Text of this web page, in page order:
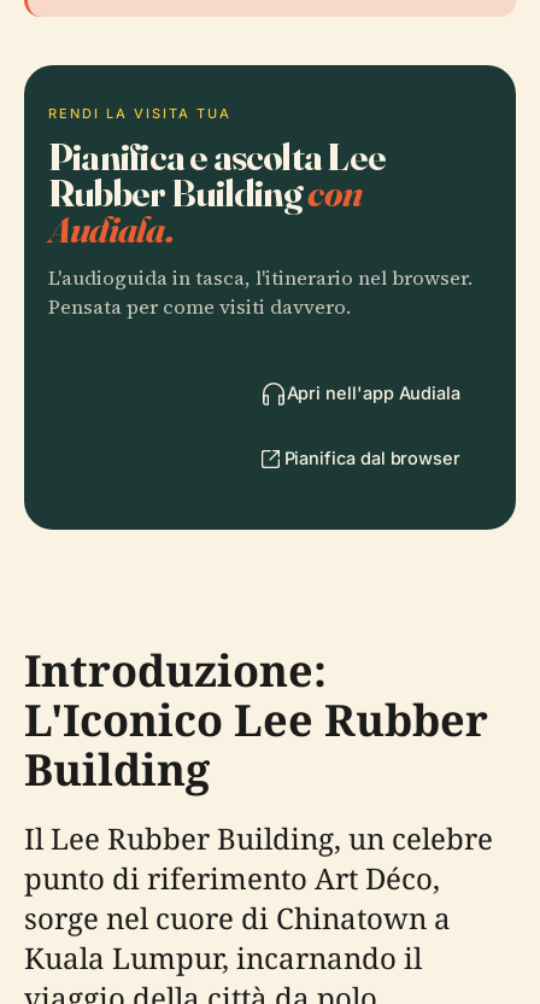
RENDI LA VISITA TUA
Pianifica e ascolta Lee
Rubber Buildingcon
Audiala.
L'audioguida in tasca, l'itinerario nel browser.
Pensata per come visiti davvero.
Apri nell'app Audiala
Pianifica dal browser
Introduzione:
L'Iconico Lee Rubber
Building
Il Lee Rubber Building, un celebre
punto di riferimento Art Déco,
sorge nel cuore di Chinatown a
Kuala Lumpur, incarnando il